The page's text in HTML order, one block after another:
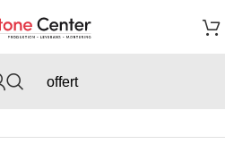
offert